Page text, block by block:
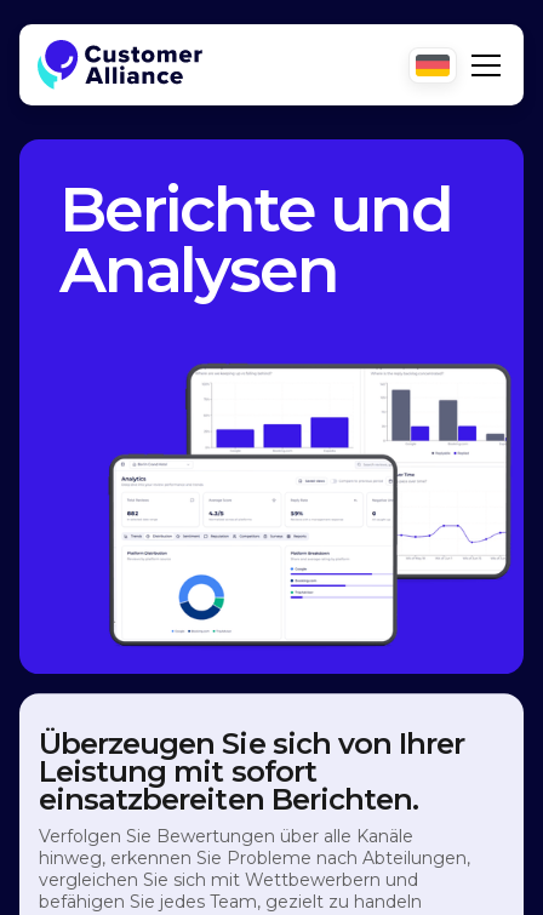
Berichte und
Analysen
Überzeugen Sie sich von Ihrer
Leistung mit sofort
einsatzbereiten Berichten.
Verfolgen Sie Bewertungen über alle Kanäle
hinweg, erkennen Sie Probleme nach Abteilungen,
vergleichen Sie sich mit Wettbewerbern und
befähigen Sie jedes Team, gezielt zu handeln